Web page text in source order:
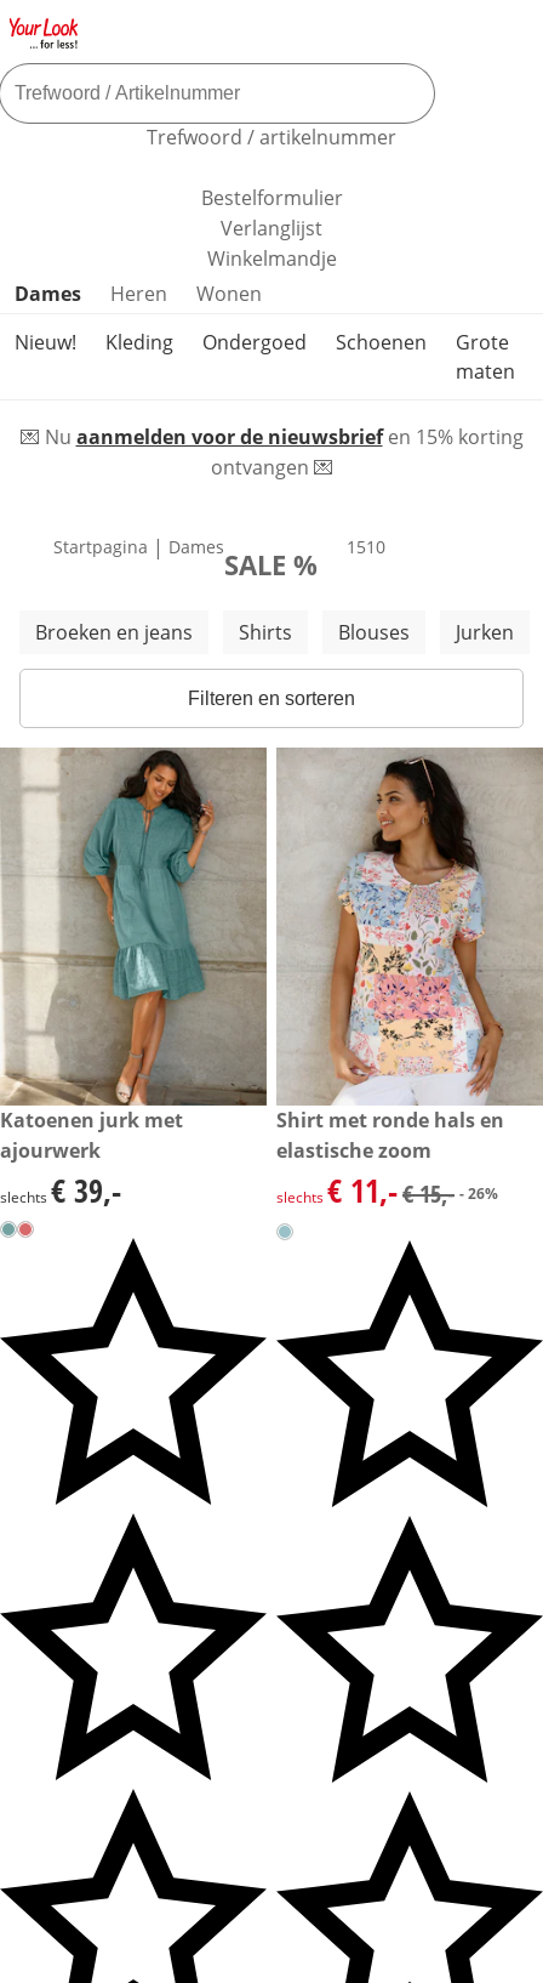
Trefwoord / artikelnummer
Bestelformulier
Verlanglijst
Winkelmandje
Productcategorieën overslaan
Dames Heren
Wonen
Nieuw!
Kleding Ondergoed Schoenen
Grote
maten
💌 Nu aanmelden voor de nieuwsbriefen 15% korting
ontvangen 💌
Startpagina | DamesSALE % producten
1510
Meer categorieën overslaan
Broeken en jeans Shirts Blouses Jurken
Filteren en sorteren
€ 39,-
Katoenen jurk met
ajourwerk
€ 39,-
slechts € 39,-
kortingsprijs: € 11,-, vorige
- 26%
Shirt met ronde hals en
elastische zoom
kortingsprijs: € 11,-, vorige
slechts€ 11,-€ 15,- - 26%